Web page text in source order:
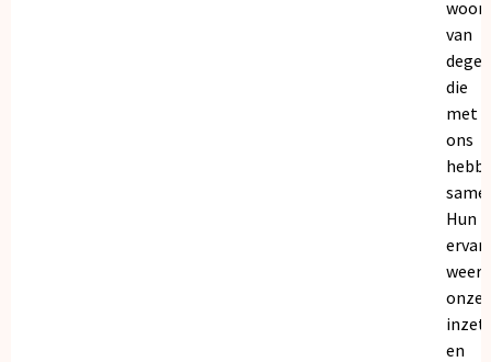
van
die
met
ons
Hun
onze
inzet
en